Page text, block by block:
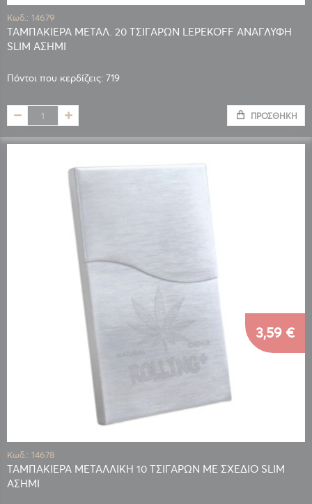
Κωδ.: 14679
ΤΑΜΠΑΚΙΕΡΑ ΜΕΤΑΛ. 20 ΤΣΙΓΑΡΩΝ LEPEKOFF ΑΝΑΓΛΥΦΗ
SLIM ΑΣΗΜΙ
Πόντοι που κερδίζεις: 719
ΠΡΟΣΘΉΚΗ
Κωδ.: 14678
ΤΑΜΠΑΚΙΕΡΑ ΜΕΤΑΛΛΙΚΗ 10 ΤΣΙΓΑΡΩΝ ΜΕ ΣΧΕΔΙΟ SLIM
ΑΣΗΜΙ
3,59 €